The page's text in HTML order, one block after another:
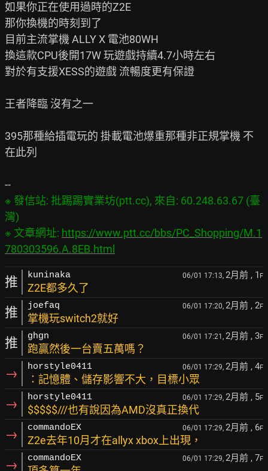
如果你正在使用過時的Z2E
那你換機的時刻到了
目前主流掌機 ALLY X 電池80WH
換這款CPU後開17W 玩遊戲持續4.7小時左右
對於有支援XESS的遊戲 流暢度更有保證
王者降臨 沒有之一
395那種給插電玩的 掛載電池爆重那種非正規掌機 不
在此列
※ 發信站: 批踢踢實業坊(ptt.cc), 來自: 60.248.63.67 (臺
灣)
※ 文章網址: https://www.ptt.cc/bbs/PC_Shopping/M.1
780303596.A.8EB.html
推 kuninaka 06/01 17:13, 2月前 , 1 F
Z2E都多久了
推 joefaq 06/01 17:20, 2月前 , 2F
掌機玩switch2就好
推 ghgn 06/01 17:21, 2月前 , 3F
跑贏然後一台賣五萬嗎？
→ horstyle0411 06/01 17:29, 2月前 , 4F
：記憶體、儲存影響不大，目標小眾
→ horstyle0411 06/01 17:29, 2月前 , 5F
$$$$$///也有說因為AMD沒真正換代
→ commandoEX 06/01 17:29, 2月前 , 6F
Z2e去年10月才在allyx xbox上出現，
→ commandoEX 06/01 17:29, 2月前 , 7F